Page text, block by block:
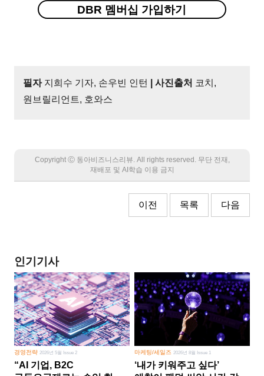
DBR 멤버십 가입하기
필자 지희수 기자, 손우빈 인턴 | 사진출처 코치,
원브릴리언트, 호와스
Copyright Ⓒ 동아비즈니스리뷰. All rights reserved. 무단 전재,
재배포 및 AI학습 이용 금지
이전 목록 다음
인기기사
경영전략2026년 5월 Issue 2
“AI 기업, B2C
마케팅/세일즈 2026년 8월 Issue 1
‘내가 키워주고 싶다’